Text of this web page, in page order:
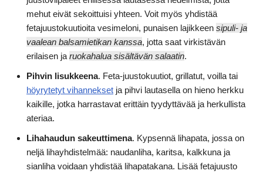
mehut eivät sekoittuisi yhteen. Voit myös yhdistää
fetajuustokuutioita vesimeloni, punaisen lajikkeen sipuli- ja
vaalean balsamietikan kanssa, jotta saat virkistävän
erilaisen ja ruokahalua sisältävän salaatin.
Pihvin lisukkeena. Feta-juustokuutiot, grillatut, voilla tai
höyrytetyt vihannekset ja pihvi lautasella on hieno herkku
kaikille, jotka harrastavat erittäin tyydyttävää ja herkullista
ateriaa.
Lihahaudun sakeuttimena. Kypsennä lihapata, jossa on
neljä lihayhdistelmää: naudanliha, karitsa, kalkkuna ja
sianliha voidaan yhdistää lihapatakana. Lisää fetajuusto